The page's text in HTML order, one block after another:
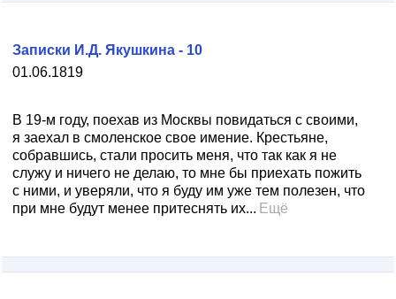
01.06.1819
Записки И.Д. Якушкина - 10
В 19-м году, поехав из Москвы повидаться с своими,
я заехал в смоленское свое имение. Крестьяне,
собравшись, стали просить меня, что так как я не
служу и ничего не делаю, то мне бы приехать пожить
с ними, и уверяли, что я буду им уже тем полезен, что
при мне будут менее притеснять их... Ещё